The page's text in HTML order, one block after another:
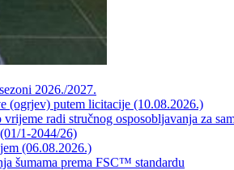
2026./2027.
(ogrjev) putem licitacije (10.08.2026.)
radi stručnog osposobljavanja za
1-2044/26)
(06.08.2026.)
šumama prema FSC™ standardu